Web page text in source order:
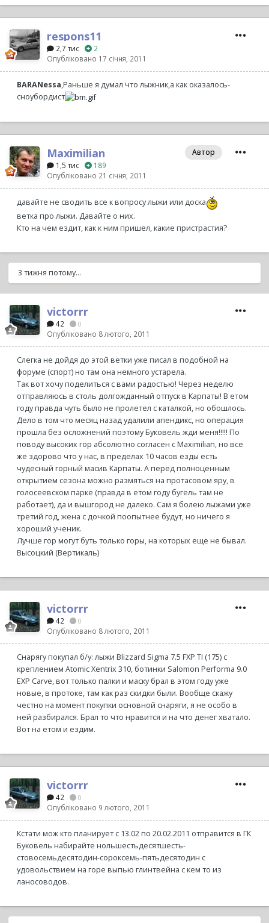
respons11
2,7 тис
2
Опубліковано 17 січня, 2011
BARANessa,Раньше я думал что лыжник,а как оказалось-
сноубордист
Maximilian
1,5 тис
189
Опубліковано 21 січня, 2011
Автор
давайте не сводить все к вопросу лыжи или доска
ветка про лыжи. Давайте о них.
Кто на чем ездит, как к ним пришел, какие пристрастия?
3 тижня потому...
victorrr
42 0
Опубліковано 8 лютого, 2011
Слегка не дойдя до этой ветки уже писал в подобной на
форуме (спорт) но там она немного устарела.
Так вот хочу поделиться с вами радостью! Через неделю
отправляюсь в столь долгожданный отпуск в Карпаты! В етом
году правда чуть было не пролетел с каталкой, но обошлось.
Дело в том что месяц назад удалили апендикс, но операция
прошла без осложнений поэтому Буковель жди меня!!!!! По
поводу высоких гор абсолютно согласен с Maximilian, но все
же здорово что у нас, в пределах 10 часов езды есть
чудесный горный масив Карпаты. А перед полноценным
открытием сезона можно размяться на протасовом яру, в
голосеевском парке (правда в етом году бугель там не
работает), да и вышгород не далеко. Сам я болею лыжами уже
третий год, жена с дочкой поопытнее будут, но ничего я
хороший ученик.
Лучше гор могут буть только горы, на которых еще не бывал.
Высоцкий (Вертикаль)
victorrr
42 0
Опубліковано 8 лютого, 2011
Снарягу покупал б/у: лыжи Blizzard Sigma 7.5 FXP TI (175) с
креплением Atomic Xentrix 310, ботинки Salomon Performa 9.0
EXP Carve, вот только палки и маску брал в этом году уже
новые, в протоке, там как раз скидки были. Вообще скажу
честно на момент покупки основной снаряги, я не особо в
ней разбирался. Брал то что нравится и на что денег хватало.
Вот на етом и ездим.
victorrr
42 0
Опубліковано 9 лютого, 2011
Кстати мож кто планирует с 13.02 по 20.02.2011 отправится в ГК
Буковель набирайте нольшестьдесятшесть-
стовосемьдесятодин-сороксемь-пятьдесятодин с
удовольствием на горе выпью глинтвейна с кем то из
ланосоводов.